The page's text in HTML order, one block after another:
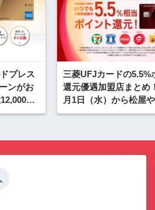
プレス
ンがお
円
トプレ
三菱UFJカードの5.5%
還元優遇加盟店まとめ
月1日（水）から松屋
ト、コカ・コーラ自販